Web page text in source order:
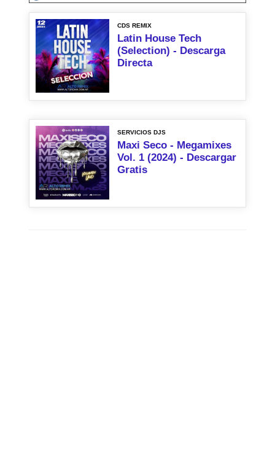
CDS REMIX
Latin House Tech
(Selection) - Descarga
Directa
SERVICIOS DJS
Maxi Seco - Megamixes
Vol. 1 (2024) - Descargar
Gratis